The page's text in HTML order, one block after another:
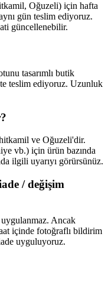
Oğuzeli) için hafta
gün teslim ediyoruz.
güncellenebilir.
tasarımlı butik
teslim ediyoruz. Uzunluk
ve Oğuzeli'dir.
vb.) için ürün bazında
ilgili uyarıyı görürsünüz.
/ değişim
uygulanmaz. Ancak
içinde fotoğraflı bildirim
uyguluyoruz.